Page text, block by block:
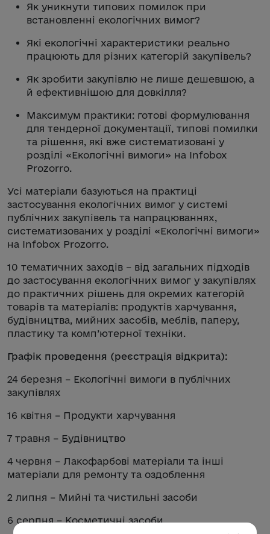
Як уникнути типових помилок при
встановленні екологічних вимог?
Які екологічні характеристики реально
працюють для різних категорій закупівель?
Як зробити закупівлю не лише дешевшою, а
й ефективнішою для довкілля?
Максимум практики: готові формулювання
для тендерної документації, типові помилки
та рішення, які вже систематизовані у
розділі «Екологічні вимоги» на Infobox
Prozorro.
Усі матеріали базуються на практиці
застосування екологічних вимог у системі
публічних закупівель та напрацюваннях,
систематизованих у розділі «Екологічні вимоги»
на Infobox Prozorro.
10 тематичних заходів – від загальних підходів
до застосування екологічних вимог у закупівлях
до практичних рішень для окремих категорій
товарів та матеріалів: продуктів харчування,
будівництва, мийних засобів, меблів, паперу,
пластику та комп’ютерної техніки.
Графік проведення (реєстрація відкрита):
24 березня – Екологічні вимоги в публічних
закупівлях
16 квітня – Продукти харчування
7 травня – Будівництво
4 червня – Лакофарбові матеріали та інші
матеріали для ремонту та оздоблення
2 липня – Мийні та чистильні засоби
6 серпня – Косметичні засоби